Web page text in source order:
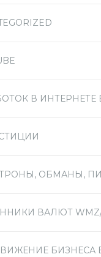
В
ОБМАНЫ,
ВАЛЮТ
БИЗНЕСА